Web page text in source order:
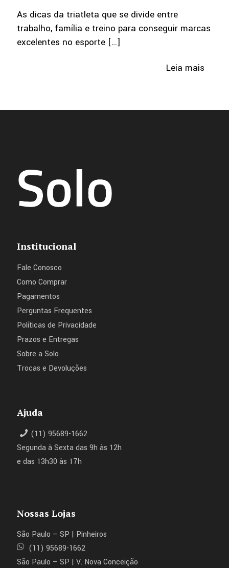
As dicas da triatleta que se divide entre
trabalho, família e treino para conseguir marcas
excelentes no esporte […]
Leia mais
Institucional
Fale Conosco
Como Comprar
Pagamentos
Perguntas Frequentes
Políticas de Privacidade
Prazos e Entregas
Sobre a Solo
Trocas e Devoluções
Ajuda
(11) 95689-1662
Segunda à Sexta das 9h às 12h
e das 13h30 às 17h
Nossas Lojas
São Paulo – SP | Pinheiros
(11) 95689-1662
São Paulo – SP | V. Nova Conceição